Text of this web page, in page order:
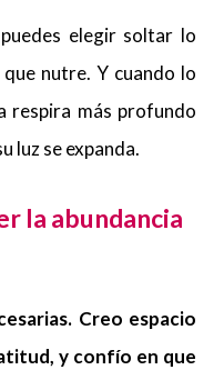
elegir soltar lo
nutre. Y cuando lo
respira más profundo
luz se expanda.
la abundancia
Creo espacio
y confío en que